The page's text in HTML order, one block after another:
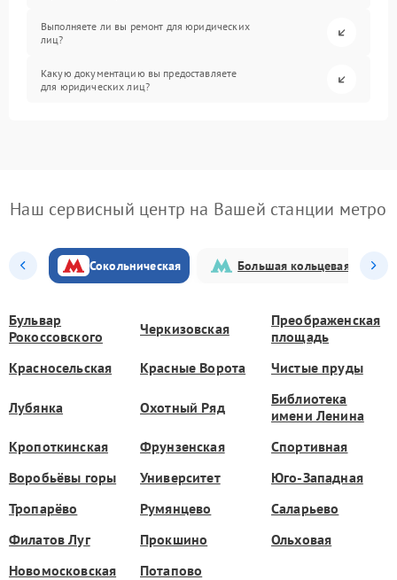
Выполняете ли вы ремонт для юридических
лиц?
Какую документацию вы предоставляете
для юридических лиц?
Наш сервисный центр на Вашей станции метро
Сокольническая Большая кольцевая
Бульвар
Рокоссовского
Черкизовская
Преображенская
площадь
Красносельская
Красные Ворота Чистые пруды
Лубянка Охотный Ряд
Библиотека
имени Ленина
Кропоткинская
Фрунзенская
Спортивная
Воробьёвы горы
Университет
Юго-Западная
Тропарёво
Румянцево
Саларьево
Филатов Луг
Прокшино
Ольховая
Новомосковская
Потапово